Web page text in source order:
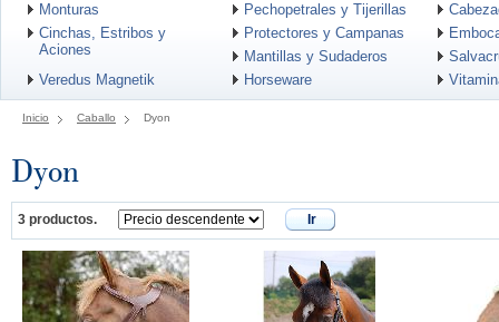
Monturas Pechopetrales y Tijerillas
Cinchas, Estribos y
Aciones
Protectores y Campanas
Mantillas y Sudaderos
Veredus Magnetik
Horseware
Inicio Caballo Dyon
Dyon
3 productos. Ir